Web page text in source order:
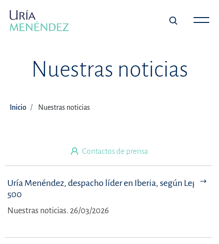
Nuestras noticias
Inicio Nuestras noticias
Contactos de prensa
Contactos de prensa ×
COMUNICACIÓN ESPAÑA
Javier Cantavella
+34 91 586 03 72
COMUNICACIÓN PORTUGAL
Uría Menéndez, despacho líder en Iberia, según Legal
500
Nuestras noticias. 26/03/2026